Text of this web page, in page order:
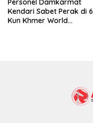
Kendari Sabet Perak di
Kun Khmer World